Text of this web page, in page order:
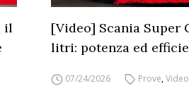
il
[Video] Scania Super
litri: potenza ed
07/24/2026 Prove,Video